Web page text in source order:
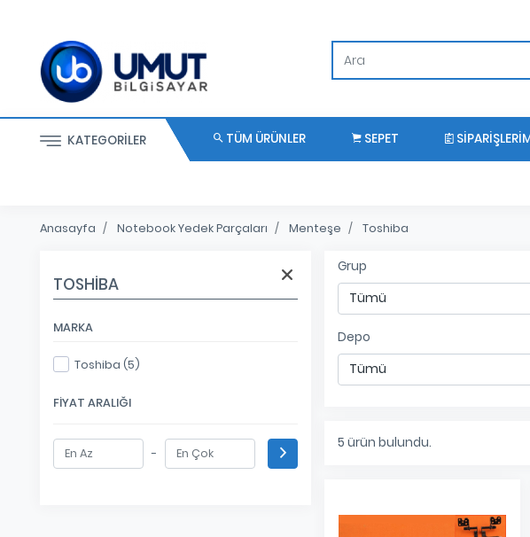
KATEGORILER TÜM ÜRÜNLER SEPET
Anasayfa Notebook Yedek Parçaları Menteşe Toshiba
TOSHIBA
MARKA
Toshiba (5)
FIYAT ARALIĞI
-
Grup
Depo
5 ürün bulundu.